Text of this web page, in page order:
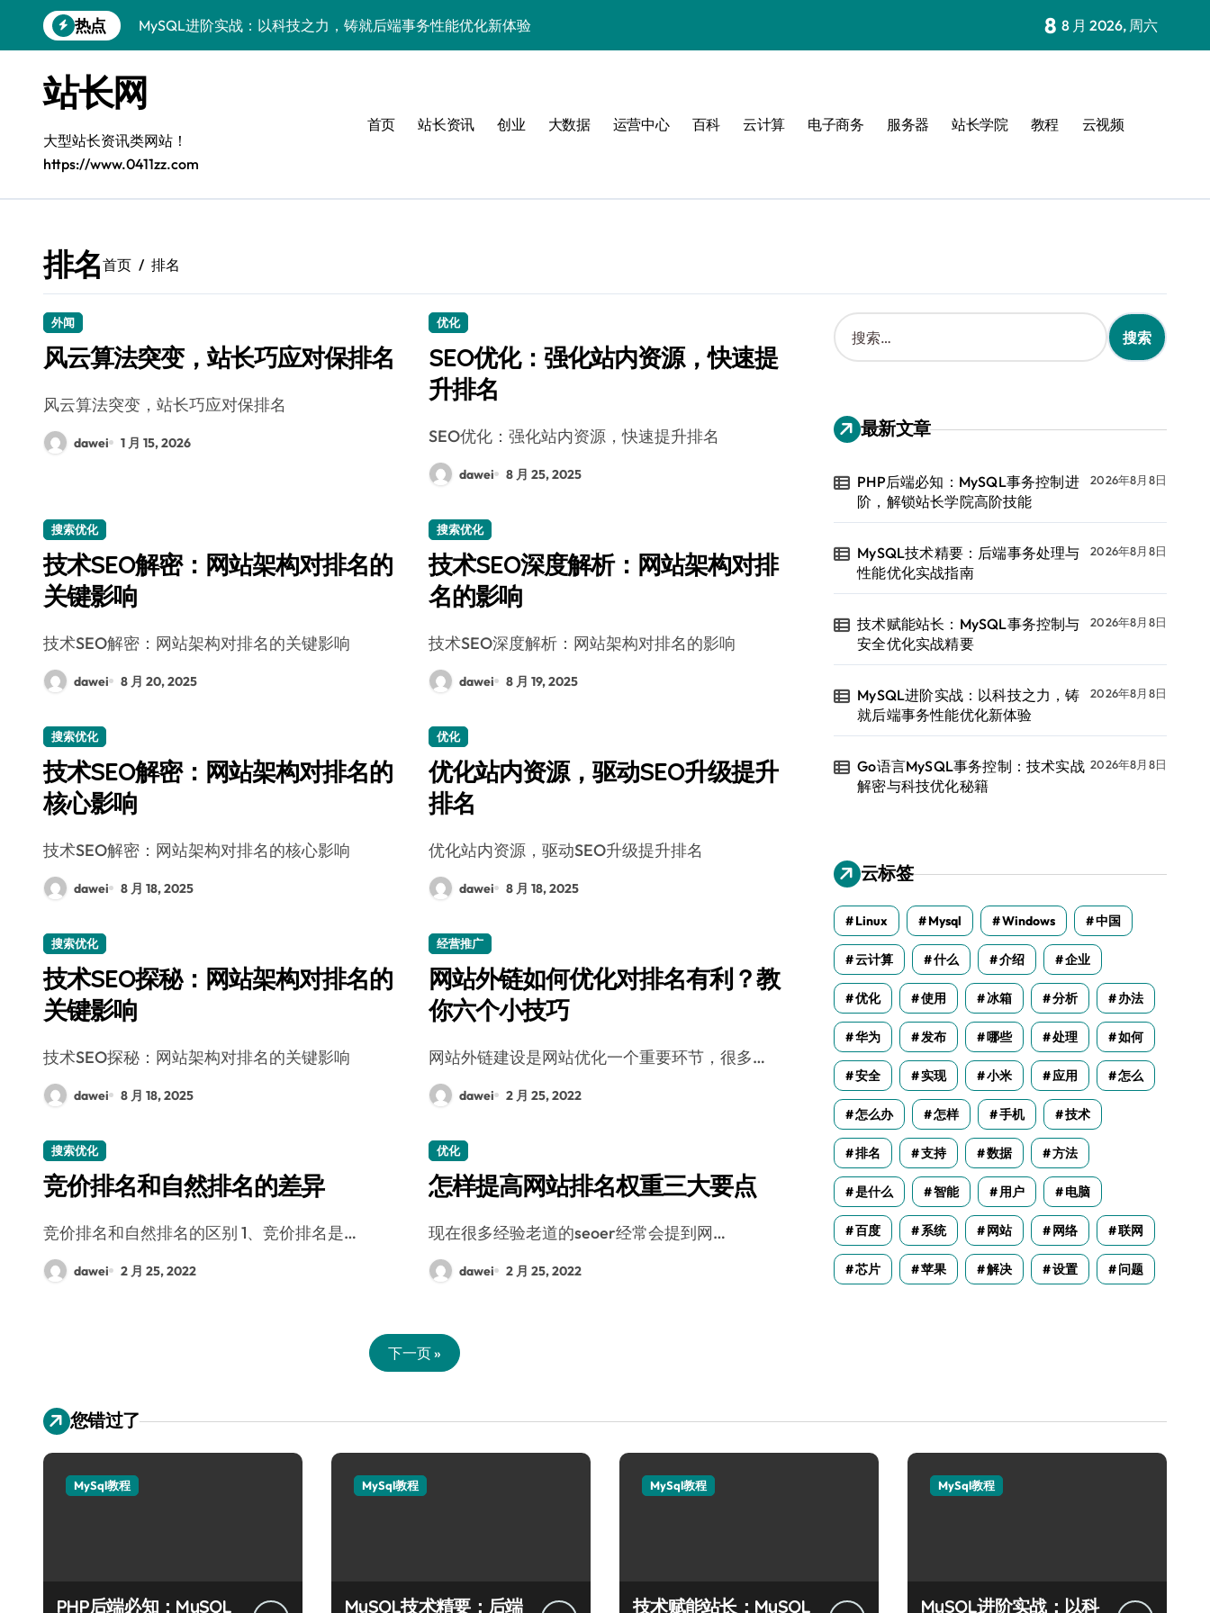
到
热点
MySQL进阶实战：以科技之力，铸就后端事务性能优化新体验
零基础启航：站长学院带你玩转MySQL事务控制绝技！
VR开发进阶秘籍：MySQL事务控制科技实战深度剖析
容器视角揭秘：MySQL事务处理实战科技精粹
MySQL事务控制精要：iOS后端技术实战解锁科技高效能
PHP后端必知：MySQL事务控制进阶，解锁站长学院高阶技能
8 8 月 2026, 周六
站长网
大型站长资讯类网站！
https://www.0411zz.com
首页 站长资讯 创业 大数据 运营中心 百科 云计算 电子商务 服务器 站长学院 教程 云视频
排名首页 排名
外闻
风云算法突变，站长巧应对保排名
风云算法突变，站长巧应对保排名
dawei 1 月 15, 2026
优化
SEO优化：强化站内资源，快速提
升排名
SEO优化：强化站内资源，快速提升排名
dawei 8 月 25, 2025
搜索优化
技术SEO解密：网站架构对排名的
关键影响
技术SEO解密：网站架构对排名的关键影响
dawei 8 月 20, 2025
搜索优化
技术SEO深度解析：网站架构对排
名的影响
技术SEO深度解析：网站架构对排名的影响
dawei 8 月 19, 2025
搜索优化
技术SEO解密：网站架构对排名的
核心影响
技术SEO解密：网站架构对排名的核心影响
dawei 8 月 18, 2025
优化
优化站内资源，驱动SEO升级提升
排名
优化站内资源，驱动SEO升级提升排名
dawei 8 月 18, 2025
搜索优化
技术SEO探秘：网站架构对排名的
关键影响
技术SEO探秘：网站架构对排名的关键影响
dawei 8 月 18, 2025
经营推广
网站外链如何优化对排名有利？教
你六个小技巧
网站外链建设是网站优化一个重要环节，很多…
dawei 2 月 25, 2022
搜索优化
竞价排名和自然排名的差异
竞价排名和自然排名的区别 1、竞价排名是…
dawei 2 月 25, 2022
优化
怎样提高网站排名权重三大要点
现在很多经验老道的seoer经常会提到网…
dawei 2 月 25, 2022
下一页 »
搜
索
：
最新文章
PHP后端必知：MySQL事务控制进
阶，解锁站长学院高阶技能
2026年8月8日
MySQL技术精要：后端事务处理与
性能优化实战指南
2026年8月8日
技术赋能站长：MySQL事务控制与
安全优化实战精要
2026年8月8日
MySQL进阶实战：以科技之力，铸
就后端事务性能优化新体验
2026年8月8日
Go语言MySQL事务控制：技术实战
解密与科技优化秘籍
2026年8月8日
云标签
Linux Mysql Windows 中国
云计算 什么 介绍 企业
优化 使用 冰箱 分析 办法
华为 发布 哪些 处理 如何
安全 实现 小米 应用 怎么
怎么办 怎样 手机 技术
排名 支持 数据 方法
是什么 智能 用户 电脑
百度 系统 网站 网络 联网
芯片 苹果 解决 设置 问题
您错过了
MySql教程
PHP后端必知：MySQL
MySql教程
MySQL技术精要：后端
MySql教程
技术赋能站长：MySQL
MySql教程
MySQL进阶实战：以科